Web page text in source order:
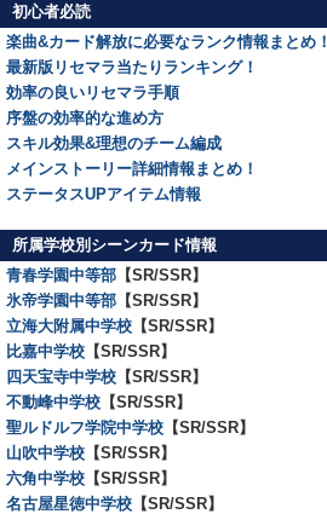
初心者必読
楽曲&カード解放に必要なランク情報まとめ！
最新版リセマラ当たりランキング！
効率の良いリセマラ手順
序盤の効率的な進め方
スキル効果&理想のチーム編成
メインストーリー詳細情報まとめ！
ステータスUPアイテム情報
所属学校別シーンカード情報
青春学園中等部 【SR/SSR】
氷帝学園中等部 【SR/SSR】
立海大附属中学校 【SR/SSR】
比嘉中学校 【SR/SSR】
四天宝寺中学校 【SR/SSR】
不動峰中学校 【SR/SSR】
聖ルドルフ学院中学校 【SR/SSR】
山吹中学校 【SR/SSR】
六角中学校 【SR/SSR】
名古屋星徳中学校 【SR/SSR】